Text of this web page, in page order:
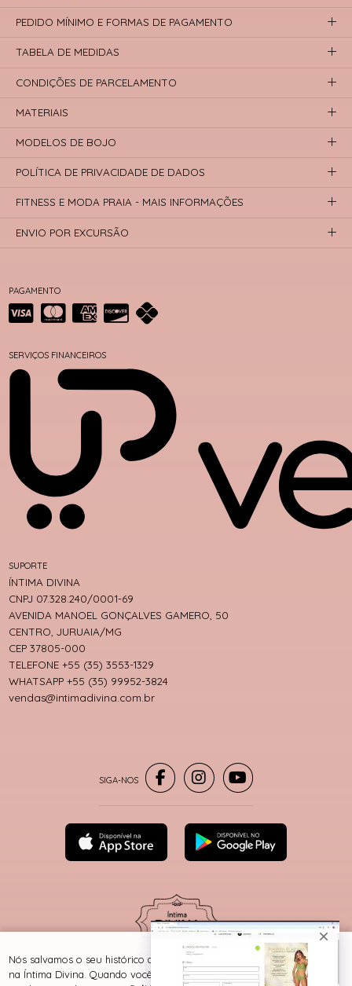
PAGAMENTO
SERVIÇOS FINANCEIROS
SUPORTE
ÍNTIMA DIVINA
CNPJ 07.328.240/0001-69
AVENIDA MANOEL GONÇALVES GAMERO, 50
CENTRO, JURUAIA/MG
CEP 37805-000
TELEFONE +55 (35) 3553-1329
WHATSAPP +55 (35) 99952-3824
vendas@intimadivina.com.br
PEDIDO MÍNIMO E FORMAS DE PAGAMENTO
TABELA DE MEDIDAS
CONDIÇÕES DE PARCELAMENTO
MATERIAIS
MODELOS DE BOJO
POLÍTICA DE PRIVACIDADE DE DADOS
FITNESS E MODA PRAIA - MAIS INFORMAÇÕES
ENVIO POR EXCURSÃO
® TODOS DIREITOS RESERVADOS
Nós salvamos o seu histórico de uso pra oferecer a melhor experiência
na Íntima Divina. Quando você navega no nosso site, aceita esta